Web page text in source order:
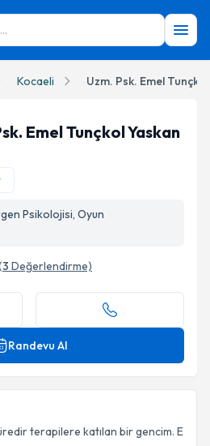
Kocaeli Uzm. Psk. Emel
Emel Tunçkol Yaskan
Psikolojisi, Oyun
3 Değerlendirme)
Randevu Al
terapilere katılan bir gencim. E